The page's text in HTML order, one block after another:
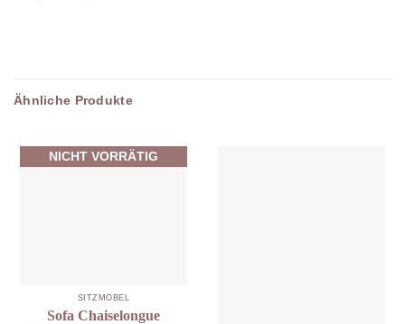
Ähnliche Produkte
NICHT VORRÄTIG
SITZMÖBEL
Sofa Chaiselongue